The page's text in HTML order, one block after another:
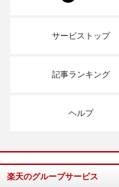
サービストップ
記事ランキング
ヘルプ
楽天のグループサービス